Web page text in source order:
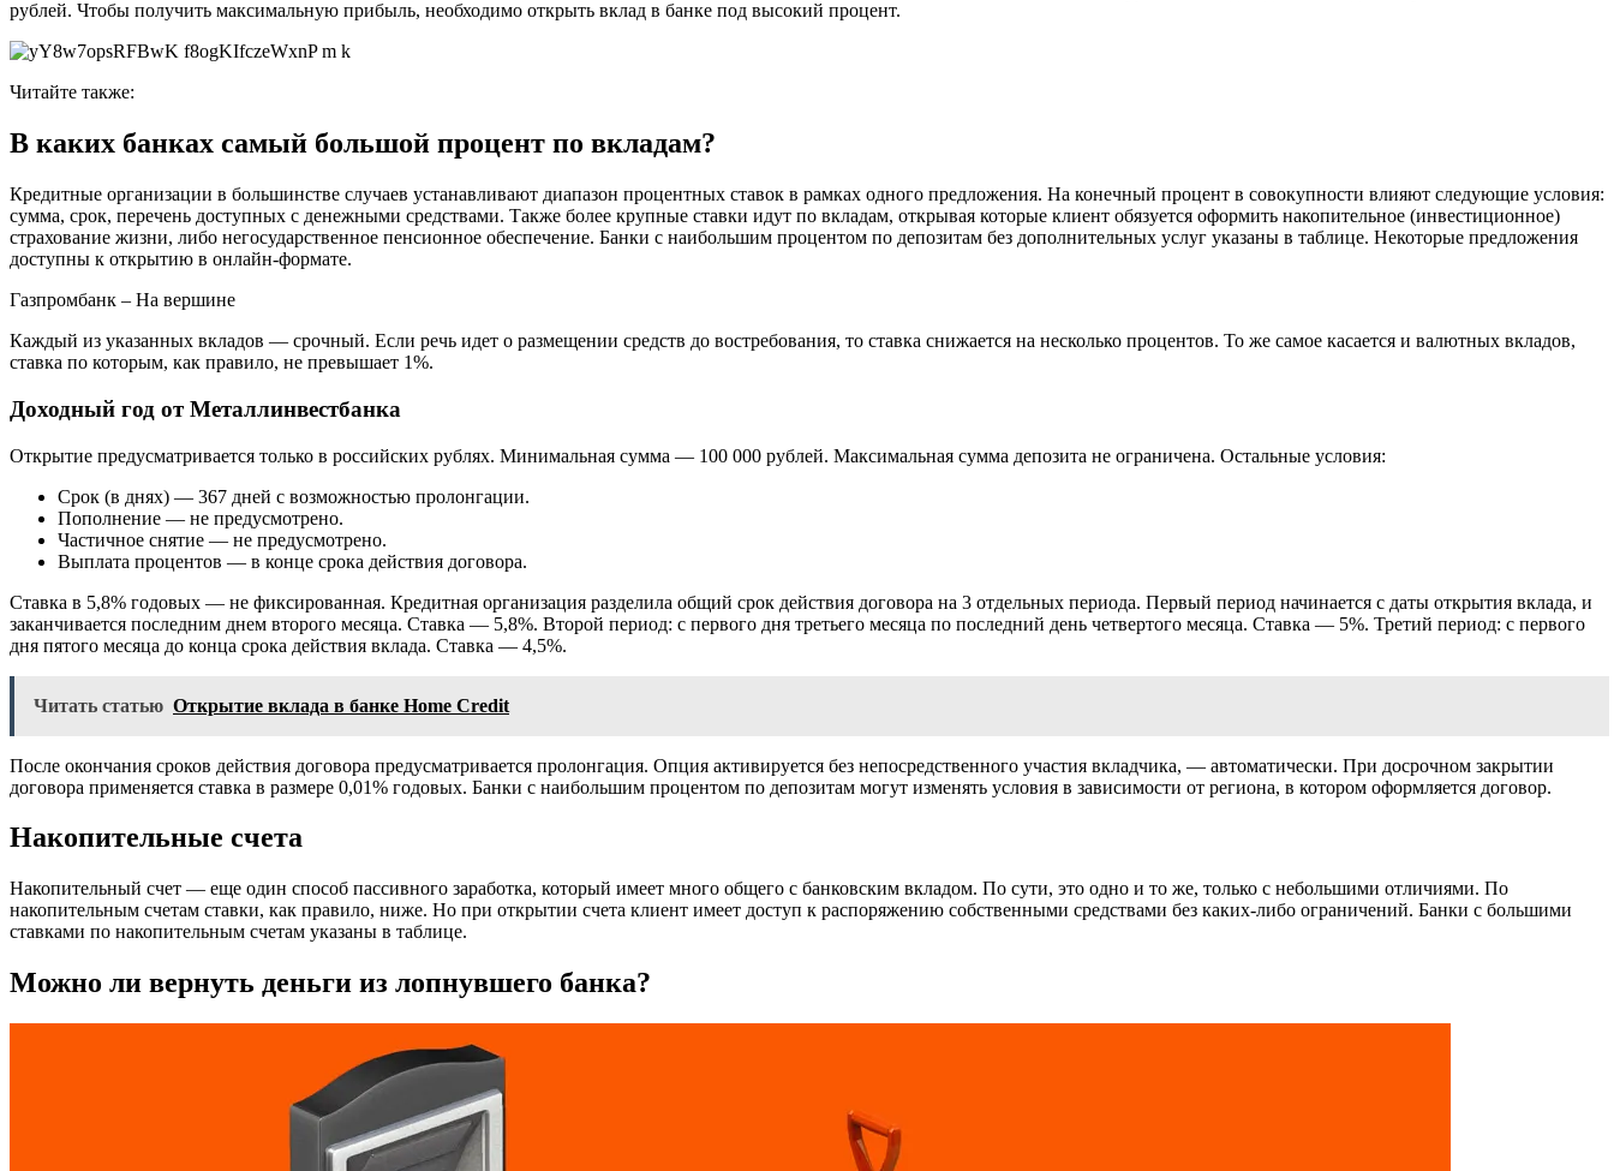
рублей. Чтобы получить максимальную прибыль, необходимо открыть вклад в банке под высокий процент.
Читайте также:
В каких банках самый большой процент по вкладам?
Кредитные организации в большинстве случаев устанавливают диапазон процентных ставок в рамках одного предложения. На конечный процент в совокупности влияют следующие условия:
сумма, срок, перечень доступных с денежными средствами. Также более крупные ставки идут по вкладам, открывая которые клиент обязуется оформить накопительное (инвестиционное)
страхование жизни, либо негосударственное пенсионное обеспечение. Банки с наибольшим процентом по депозитам без дополнительных услуг указаны в таблице. Некоторые предложения
доступны к открытию в онлайн-формате.
Газпромбанк – На вершине
Каждый из указанных вкладов — срочный. Если речь идет о размещении средств до востребования, то ставка снижается на несколько процентов. То же самое касается и валютных вкладов,
ставка по которым, как правило, не превышает 1%.
Доходный год от Металлинвестбанка
Открытие предусматривается только в российских рублях. Минимальная сумма — 100 000 рублей. Максимальная сумма депозита не ограничена. Остальные условия:
Срок (в днях) — 367 дней с возможностью пролонгации.
Пополнение — не предусмотрено.
Частичное снятие — не предусмотрено.
Выплата процентов — в конце срока действия договора.
Ставка в 5,8% годовых — не фиксированная. Кредитная организация разделила общий срок действия договора на 3 отдельных периода. Первый период начинается с даты открытия вклада, и
заканчивается последним днем второго месяца. Ставка — 5,8%. Второй период: с первого дня третьего месяца по последний день четвертого месяца. Ставка — 5%. Третий период: с первого
дня пятого месяца до конца срока действия вклада. Ставка — 4,5%.
Читать статью Открытие вклада в банке Home Credit
После окончания сроков действия договора предусматривается пролонгация. Опция активируется без непосредственного участия вкладчика, — автоматически. При досрочном закрытии
договора применяется ставка в размере 0,01% годовых. Банки с наибольшим процентом по депозитам могут изменять условия в зависимости от региона, в котором оформляется договор.
Накопительные счета
Накопительный счет — еще один способ пассивного заработка, который имеет много общего с банковским вкладом. По сути, это одно и то же, только с небольшими отличиями. По
накопительным счетам ставки, как правило, ниже. Но при открытии счета клиент имеет доступ к распоряжению собственными средствами без каких-либо ограничений. Банки с большими
ставками по накопительным счетам указаны в таблице.
Можно ли вернуть деньги из лопнувшего банка?